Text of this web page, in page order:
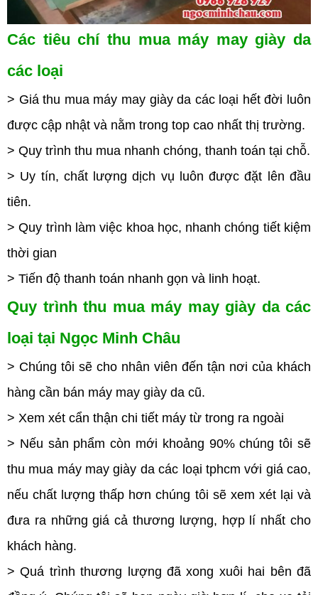
Các tiêu chí thu mua máy may giày da
các loại
> Giá thu mua máy may giày da các loại hết đời luôn
được cập nhật và nằm trong top cao nhất thị trường.
> Quy trình thu mua nhanh chóng, thanh toán tại chỗ.
> Uy tín, chất lượng dịch vụ luôn được đặt lên đầu
tiên.
> Quy trình làm việc khoa học, nhanh chóng tiết kiệm
thời gian
> Tiến độ thanh toán nhanh gọn và linh hoạt.
Quy trình thu mua máy may giày da các
loại tại Ngọc Minh Châu
> Chúng tôi sẽ cho nhân viên đến tận nơi của khách
hàng cần bán máy may giày da cũ.
> Xem xét cẩn thận chi tiết máy từ trong ra ngoài
> Nếu sản phẩm còn mới khoảng 90% chúng tôi sẽ
thu mua máy may giày da các loại tphcm với giá cao,
nếu chất lượng thấp hơn chúng tôi sẽ xem xét lại và
đưa ra những giá cả thương lượng, hợp lí nhất cho
khách hàng.
> Quá trình thương lượng đã xong xuôi hai bên đã